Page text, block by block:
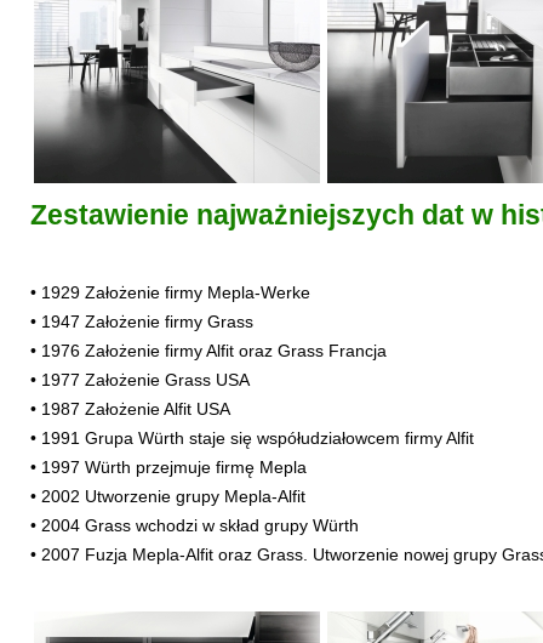
Zestawienie najważniejszych dat w
• 1929 Założenie firmy Mepla-Werke
• 1947 Założenie firmy Grass
• 1976 Założenie firmy Alfit oraz Grass Francja
• 1977 Założenie Grass USA
• 1987 Założenie Alfit USA
• 1991 Grupa Würth staje się współudziałowcem firmy Alfit
• 1997 Würth przejmuje firmę Mepla
• 2002 Utworzenie grupy Mepla-Alfit
• 2004 Grass wchodzi w skład grupy Würth
• 2007 Fuzja Mepla-Alfit oraz Grass. Utworzenie nowej grupy